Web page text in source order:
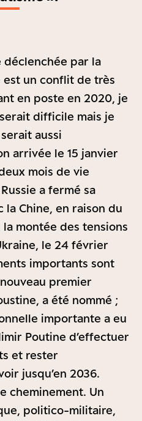
déclenchée par la
est un conflit de très
en poste en 2020, je
difficile mais je
serait aussi
arrivée le 15 janvier
mois de vie
a fermé sa
Chine, en raison du
montée des tensions
le 24 février
importants sont
premier
a été nommé ;
importante a eu
Poutine d’effectuer
et rester
jusqu’en 2036.
cheminement. Un
politico-militaire,